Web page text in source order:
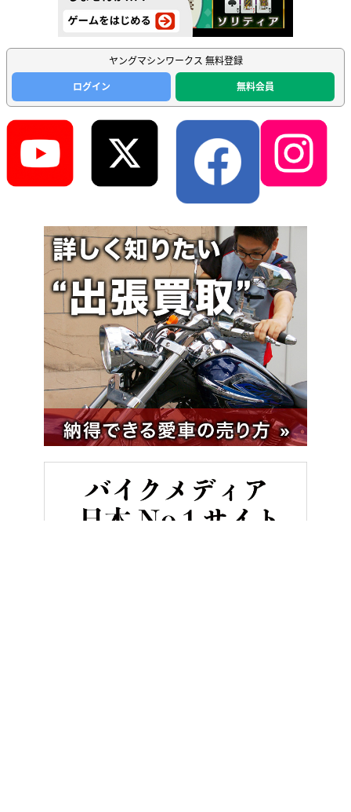
ヤングマシンワークス 無料登録
ログイン
無料会員